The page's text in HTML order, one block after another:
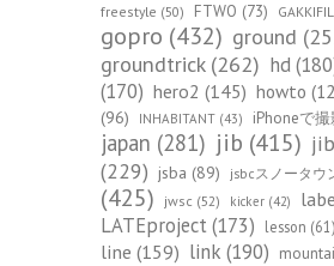
freestyle (50) FTWO (73)
gopro (432) ground
groundtrick(262) hd
(170) hero2 (145) howto
(96)
INHABITANT (43) iPhoneで撮
japan (281) jib (415)
(229) jsba (89) jsbcスノータウ
(425)
jwsc (52) kicker (42)
LATEproject(173) lesson (61)
line (159) link (190)